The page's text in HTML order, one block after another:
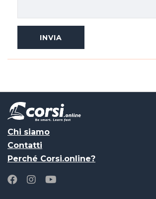
Chi siamo
Contatti
Perché Corsi.online?